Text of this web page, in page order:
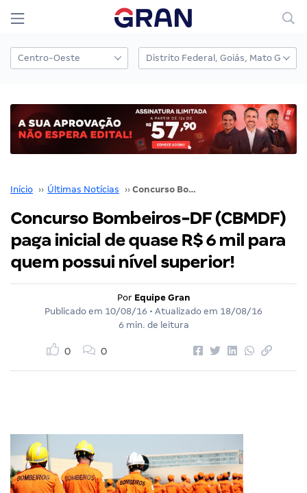
Início ›› Últimas Notícias ›› Concurso Bombeiros-DF (CBMDF) paga inicial de quase R$ 6 mil para quem possui nível superior!
Concurso Bombeiros-DF (CBMDF)
paga inicial de quase R$ 6 mil para
quem possui nível superior!
Por Equipe Gran
Publicado em 10/08/16 • Atualizado em 18/08/16
6 min. de leitura
0 0